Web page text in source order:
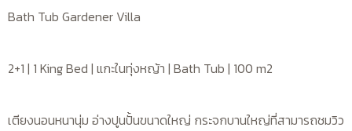
Bath Tub Gardener Villa
2+1 | 1 King Bed | แกะในทุ่งหญ้า | Bath Tub | 100 m2
เตียงนอนหนานุ่ม อ่างปูนปั้นขนาดใหญ่ กระจกบานใหญ่ที่สามารถชมวิว